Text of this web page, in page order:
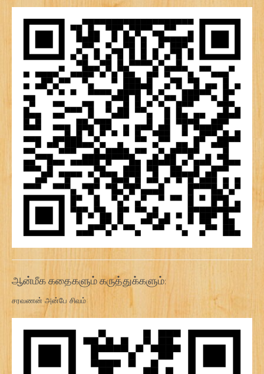
ஆன்மீக கதைகளும் கருத்துக்களும்:
சரவணன் அன்பே சிவம்